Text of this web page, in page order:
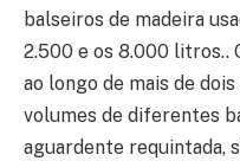
balseiros de madeira
2.500 e os 8.000 litros..
ao longo de mais de
volumes de diferentes
aguardente requintada,